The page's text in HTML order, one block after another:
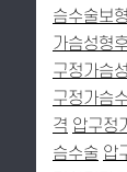
슴수술보
가슴성형
구정가슴
구정가슴
격 압구정
슴수술 압